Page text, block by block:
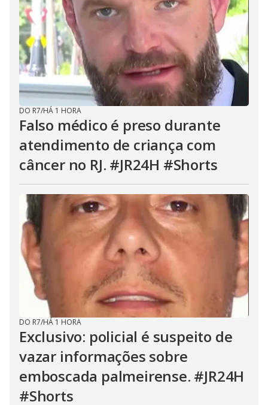
DO R7/HÁ 1 HORA
Falso médico é preso durante
atendimento de criança com
câncer no RJ. #JR24H #Shorts
DO R7/HÁ 1 HORA
Exclusivo: policial é suspeito de
vazar informações sobre
emboscada palmeirense. #JR24H
#Shorts